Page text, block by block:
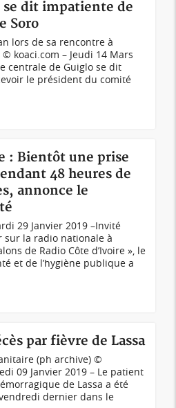
dit impatiente de
Soro
lors de sa rencontre à
© koaci.com – Jeudi 14 Mars
centrale de Guiglo se dit
le président du comité
: Bientôt une prise
48 heures de
annonce le
29 Janvier 2019 –Invité
la radio nationale à
de Radio Côte d’Ivoire », le
et de l’hygiène publique a
par fièvre de Lassa
(ph archive) ©
09 Janvier 2019 – Le patient
de Lassa a été
dernier dans le